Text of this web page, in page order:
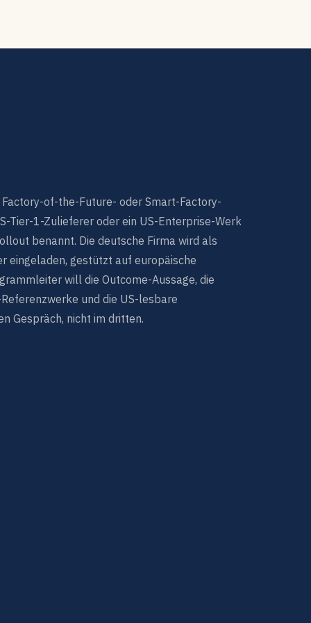
of-the-Future- oder Smart-Factory-
Tier-1-Zulieferer oder ein US-Enterprise-Werk
benannt. Die deutsche Firma wird als
eingeladen, gestützt auf europäische
will die Outcome-Aussage, die
und die US-lesbare
Gespräch, nicht im dritten.